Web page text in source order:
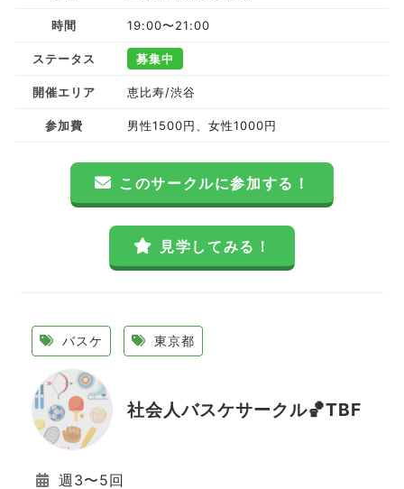
時間 19:00〜21:00
ステータス 募集中
開催エリア 恵比寿/渋谷
参加費 男性1500円、女性1000円
このサークルに参加する！
見学してみる！
バスケ 東京都
社会人バスケサークル🏀TBF
週3〜5回